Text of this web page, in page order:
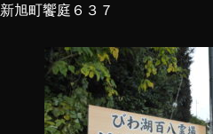
旭町饗庭６３７